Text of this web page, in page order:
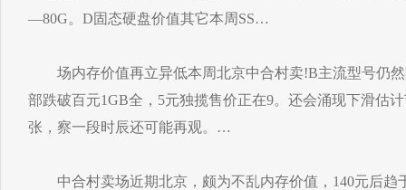
—80G。D固态硬盘价值其它本周SS…
场内存价值再立异低本周北京中合村卖!B主流型号仍然
部跌破百元1GB全，5元独揽售价正在9。还会涌现下滑估
张，察一段时辰还可能再观。…
中合村卖场近期北京，颇为不乱内存价值，140元后趋